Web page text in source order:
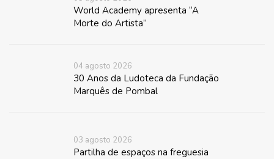
World Academy apresenta “A
Morte do Artista”
04 agosto 2026
30 Anos da Ludoteca da Fundação
Marquês de Pombal
03 agosto 2026
Partilha de espaços na freguesia